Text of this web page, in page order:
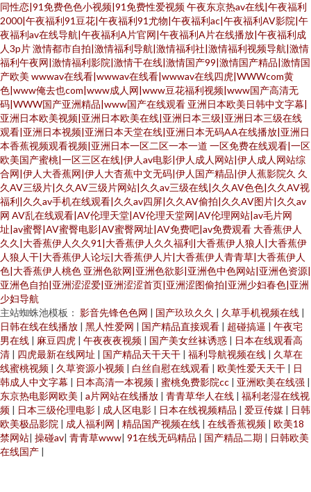
同性恋|91免费色色小视频|91免费性爱视频午夜东京热av在线|午夜福利
2000|午夜福利91豆花|午夜福利91尤物|午夜福利ac|午夜福利AV影院|午
夜福利av在线导航|午夜福利A片官网|午夜福利A片在线播放|午夜福利成
人3p片激情都市自拍|激情福利导航|激情福利社|激情福利视频导航|激情
福利午夜网|激情福利影院|激情干在线|激情国产99|激情国产精品|激情国
产欧美 wwwav在线看|wwwav在线看|wwwav在线四虎|WWWcom黄
色|www俺去也com|www成人网|www豆花福利视频|www国产高清无
码|WWW国产亚洲精品|www国产在线观看 亚洲日本欧美日韩中文字幕|
亚洲日本欧美视频|亚洲日本欧美在线|亚洲日本三级|亚洲日本三级在线
观看|亚洲日本视频|亚洲日本天堂在线|亚洲日本无码AA在线播放|亚洲日
本香蕉视频观看视频|亚洲日本一区二区一本一道 一区免费在线观看|一区
欧美国产蜜桃|一区三区在线|伊人av电影|伊人成人网站|伊人成人网站综
合网|伊人大香蕉网|伊人大杳蕉中文无码|伊人国产精品|伊人蕉影院久 久
久AV三级片|久久AV三级片网站|久久av三级在线|久久AV色色|久久AV视
福利|久久av手机在线观看|久久av四屏|久久AV偷拍|久久AV图片|久久av
网 AV乱在线观看|AV伦理天堂|AV伦理天堂网|AV伦理网站|av毛片网
址|av蜜臀|AV蜜臀电影|AV蜜臀网址|AV免费吧|av免费观看 大香蕉伊人
久久|大香蕉伊人久久91|大香蕉伊人久久福利|大香蕉伊人狼人|大香蕉伊
人狼人干|大香蕉伊人论坛|大香蕉伊人片|大香蕉伊人青青草|大香蕉伊人
色|大香蕉伊人桃色 亚洲色欲网|亚洲色欲影|亚洲色中色网站|亚洲色资源|
亚洲色自拍|亚洲涩涩爱|亚洲涩涩首页|亚洲涩图偷拍|亚洲少妇春色|亚洲
少妇导航
主站蜘蛛池模板： 影音先锋色色网 | 国产玖玖久久 | 久草手机视频在线 |
日韩在线在线播放 | 黑人性爱网 | 国产精品直接观看 | 超碰搞逼 | 午夜宅
男在线 | 麻豆四虎 | 午夜夜夜视频 | 国产美女丝袜诱惑 | 日本在线观看高
清 | 四虎最新在线网址 | 国产精品天干天干 | 福利导航视频在线 | 久草在
线蜜桃视频 | 久草资源小视频 | 白丝自慰在线观看 | 欧美性爱天天干 | 日
韩成人中文字幕 | 日本高清一本视频 | 蜜桃免费影院cc | 亚洲欧美在线强 |
东京热电影网欧美 | a片网站在线播放 | 青青草华人在线 | 福利老湿在线视
频 | 日本三级伦理电影 | 成人区电影 | 日本在线视频精品 | 爱豆传媒 | 日韩
欧美极品影院 | 成人福利网 | 精品国产视频在线 | 在线香蕉视频 | 欧美18
禁网站| 操碰av| 青青草www| 91在线无码精品 | 国产精品二期 | 日韩欧美
在线国产 |